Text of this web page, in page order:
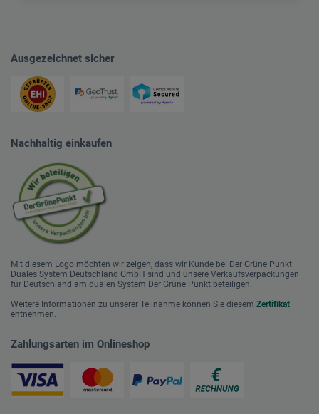
Ausgezeichnet sicher
Nachhaltig einkaufen
Mit diesem Logo möchten wir zeigen, dass wir Kunde bei Der Grüne Punkt –
Duales System Deutschland GmbH sind und unsere Verkaufsverpackungen
für Deutschland am dualen System Der Grüne Punkt beteiligen.
Weitere Informationen zu unserer Teilnahme können Sie diesem Zertifikat
entnehmen.
Zahlungsarten im Onlineshop